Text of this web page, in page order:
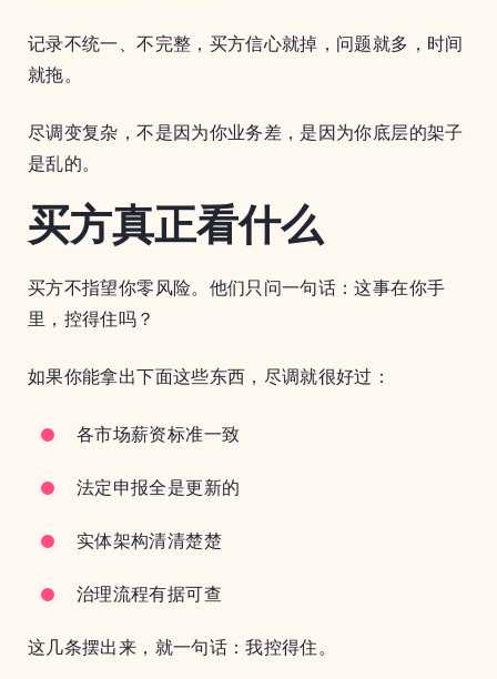
记录不统一、不完整，买方信心就掉，问题就多，时间
就拖。
尽调变复杂，不是因为你业务差，是因为你底层的架子
是乱的。
买方真正看什么
买方不指望你零风险。他们只问一句话：这事在你手
里，控得住吗？
如果你能拿出下面这些东西，尽调就很好过：
各市场薪资标准一致
法定申报全是更新的
实体架构清清楚楚
治理流程有据可查
这几条摆出来，就一句话：我控得住。